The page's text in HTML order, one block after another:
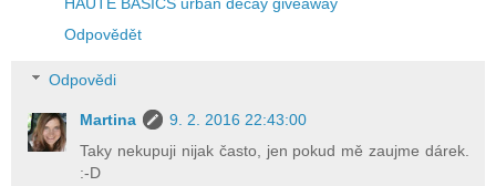
Odpovědět
Odpovědi
Martina
9. 2. 2016 22:43:00
Taky nekupuji nijak často, jen pokud mě zaujme dárek.
:-D